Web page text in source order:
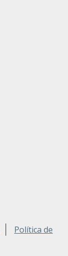
Política de